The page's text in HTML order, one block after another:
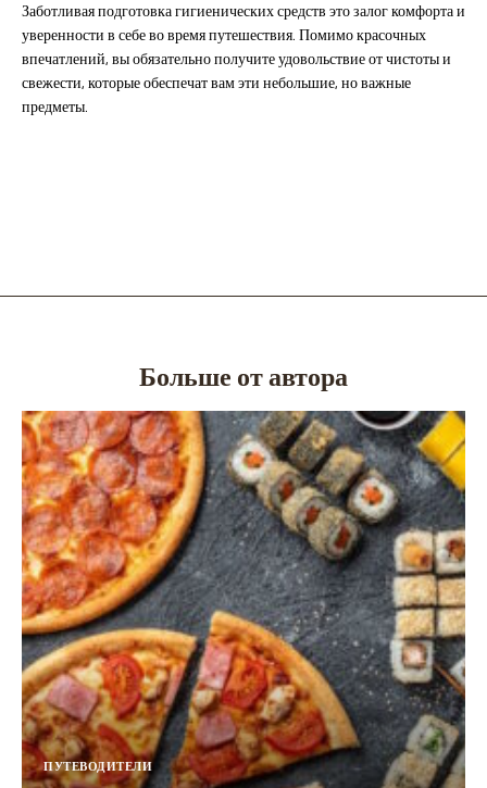
Заботливая подготовка гигиенических средств это залог комфорта и
уверенности в себе во время путешествия. Помимо красочных
впечатлений, вы обязательно получите удовольствие от чистоты и
свежести, которые обеспечат вам эти небольшие, но важные
предметы.
Больше от автора
ПУТЕВОДИТЕЛИ